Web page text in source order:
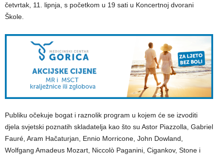
četvrtak, 11. lipnja, s početkom u 19 sati u Koncertnoj dvorani
Škole.
Publiku očekuje bogat i raznolik program u kojem će se izvoditi
djela svjetski poznatih skladatelja kao što su Astor Piazzolla, Gabriel
Fauré, Aram Hačaturjan, Ennio Morricone, John Dowland,
Wolfgang Amadeus Mozart, Niccolò Paganini, Cigankov, Stone i